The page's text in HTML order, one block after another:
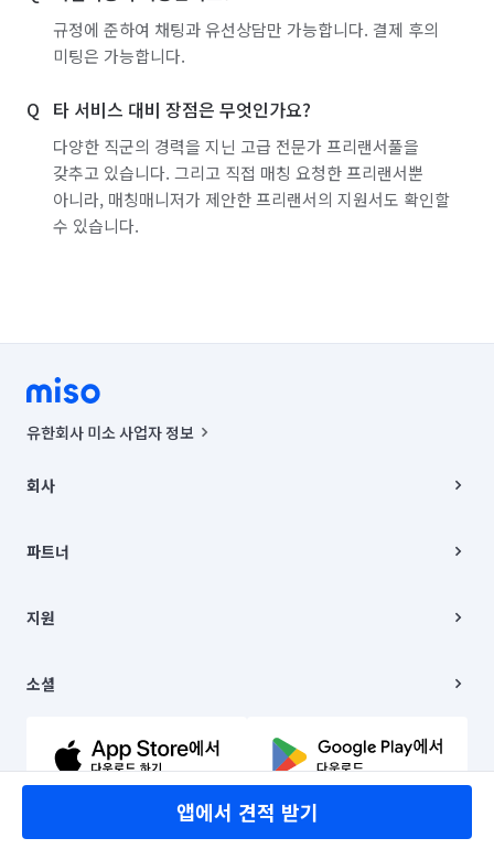
규정에 준하여 채팅과 유선상담만 가능합니다. 결제 후의
미팅은 가능합니다.
타 서비스 대비 장점은 무엇인가요?
다양한 직군의 경력을 지닌 고급 전문가 프리랜서풀을
갖추고 있습니다. 그리고 직접 매칭 요청한 프리랜서뿐
아니라, 매칭매니저가 제안한 프리랜서의 지원서도 확인할
수 있습니다.
앱에서 견적 받기
유한회사 미소 사업자 정보
00019 |
주소 | 본사: 서울특별시 종로구 율곡로 6(중학동, 트윈트리빌딩) B동 5층
컨택센터 : 서울특별시 종로구 수송동 율곡로 24, 7층, 8층 미소
상품, 상품정보, 거래에 관한 의무와 책임은 거래당사자에게 있습니다.
언론 보도 관련 문의:
© 유한회사 미소. Miso, Inc. All Rights Reserved.
회사
채용
파트너
이사
지원
이용약관
문의하기
소셜
유튜브